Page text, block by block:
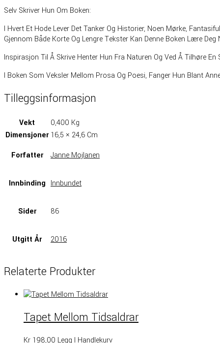
Selv Skriver Hun Om Boken:
I Hvert Et Hode Lever Det Tanker Og Historier, Noen Mørke,
Gjennom Både Korte Og Lengre Tekster Kan Denne Boken Lære
Inspirasjon Til Å Skrive Henter Hun Fra Naturen Og Ved Å Tilhøre
I Boken Som Veksler Mellom Prosa Og Poesi, Fanger Hun Blant
Tilleggsinformasjon
Vekt
0,400 Kg
Dimensjoner 16,5 × 24,6 Cm
Forfatter
Janne Mojlanen
Innbinding Innbundet
Sider 86
Utgitt År 2016
Relaterte Produkter
Tapet Mellom Tidsaldrar
Kr 198,00 Legg I Handlekurv